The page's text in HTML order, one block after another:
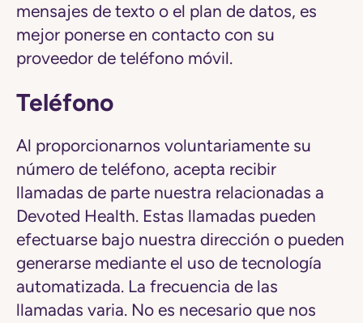
mensajes de texto o el plan de datos, es
mejor ponerse en contacto con su
proveedor de teléfono móvil.
Teléfono
Al proporcionarnos voluntariamente su
número de teléfono, acepta recibir
llamadas de parte nuestra relacionadas a
Devoted Health. Estas llamadas pueden
efectuarse bajo nuestra dirección o pueden
generarse mediante el uso de tecnología
automatizada. La frecuencia de las
llamadas varia. No es necesario que nos